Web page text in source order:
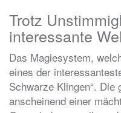
Trotz
interessante
Das Magiesystem,
eines der
Schwarze Klingen“.
anscheinend einer